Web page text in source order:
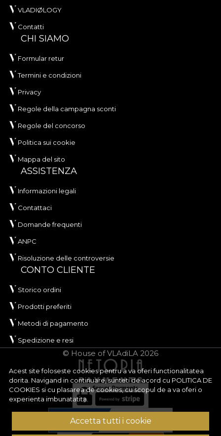
Acest site foloseste cookies pentru a va oferi functionalitatea
dorita. Navigand in continuare, sunteti de acord cu POLITICA DE
COOKIES si cu plasarea de cookies, cu scopul de a va oferi o
experienta imbunatatita.
Accetta tutti i cookie
VLADIØLOGY
Contatti
CHI SIAMO
Formular retur
Termini e condizioni
Privacy
Regole della campagna sconti
Regole del concorso
Politica sui cookie
Mappa del sito
ASSISTENZA
Informazioni legali
Contattaci
Domande frequenti
ANPC
Risoluzione delle controversie
CONTO CLIENTE
Storico ordini
Prodotti preferiti
Metodi di pagamento
Spedizione e resi
© House of VLAdiLA 2026